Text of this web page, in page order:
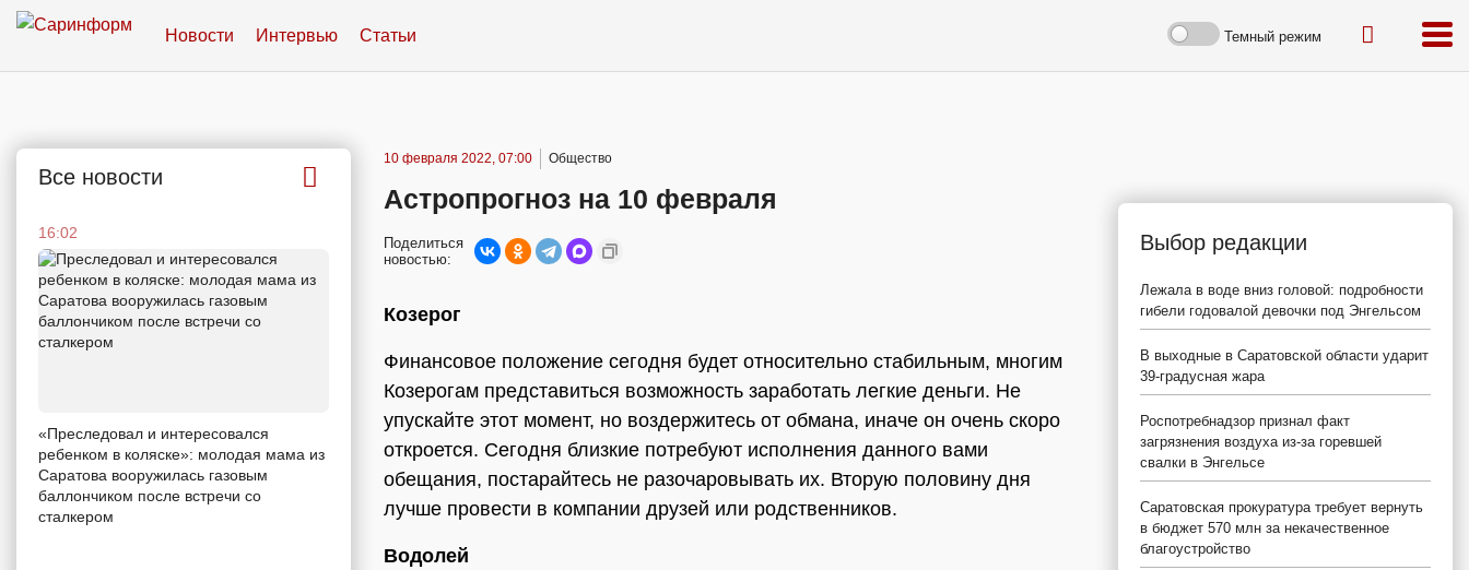
Новости Интервью Статьи Темный режим
Все новости
16:02
«Преследовал и интересовался
ребенком в коляске»: молодая мама из
Саратова вооружилась газовым
баллончиком после встречи со
сталкером
10 февраля 2022, 07:00 Общество
Астропрогноз на 10 февраля
Поделиться
новостью:
Козерог
Финансовое положение сегодня будет относительно стабильным, многим
Козерогам представиться возможность заработать легкие деньги. Не
упускайте этот момент, но воздержитесь от обмана, иначе он очень скоро
откроется. Сегодня близкие потребуют исполнения данного вами
обещания, постарайтесь не разочаровывать их. Вторую половину дня
лучше провести в компании друзей или родственников.
Водолей
Выбор редакции
Лежала в воде вниз головой: подробности
гибели годовалой девочки под Энгельсом
В выходные в Саратовской области ударит
39-градусная жара
Роспотребнадзор признал факт
загрязнения воздуха из-за горевшей
свалки в Энгельсе
Саратовская прокуратура требует вернуть
в бюджет 570 млн за некачественное
благоустройство